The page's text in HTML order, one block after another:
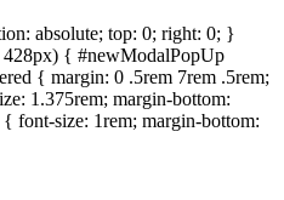
absolute; top: 0; right: 0; }
428px) { #newModalPopUp
{ margin: 0 .5rem 7rem .5rem;
1.375rem; margin-bottom:
font-size: 1rem; margin-bottom: